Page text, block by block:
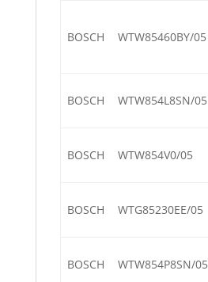
BOSCH WTW85460BY/05
BOSCH WTW854L8SN/05
BOSCH WTW854V0/05
BOSCH WTG85230EE/05
BOSCH WTW854P8SN/05